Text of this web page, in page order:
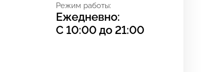
Режим работы:
Ежедневно:
С10:00до 21:00